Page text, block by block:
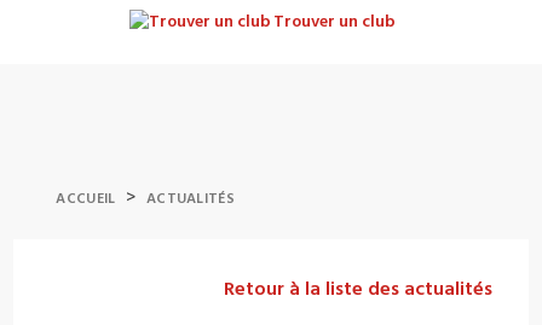
Trouver un club
ACCUEIL > ACTUALITÉS
Retour à la liste des actualités